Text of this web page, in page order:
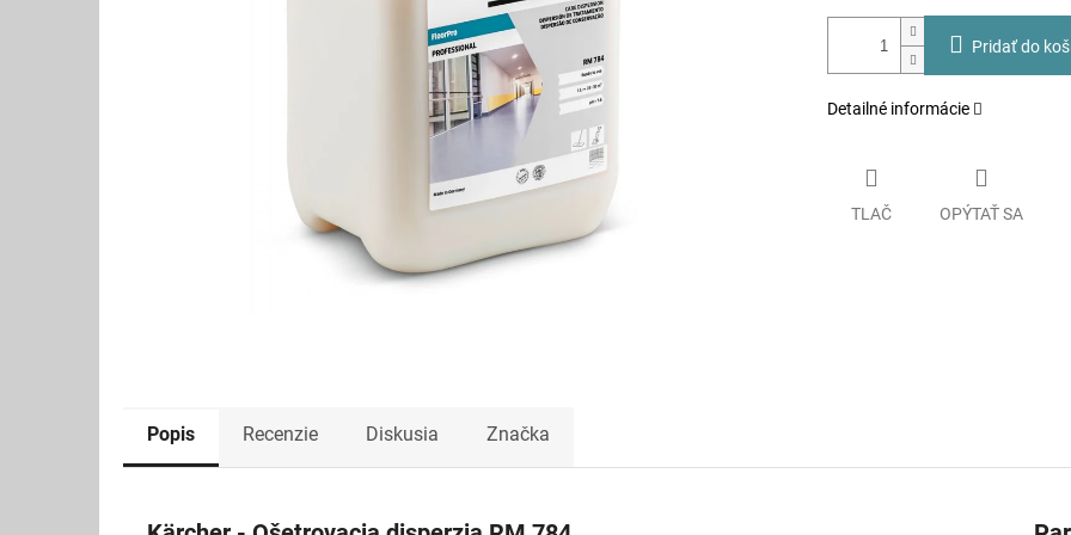
Pridať do
Detailné informácie
TLAČ OPÝTAŤ SA
Popis Recenzie Diskusia Značka